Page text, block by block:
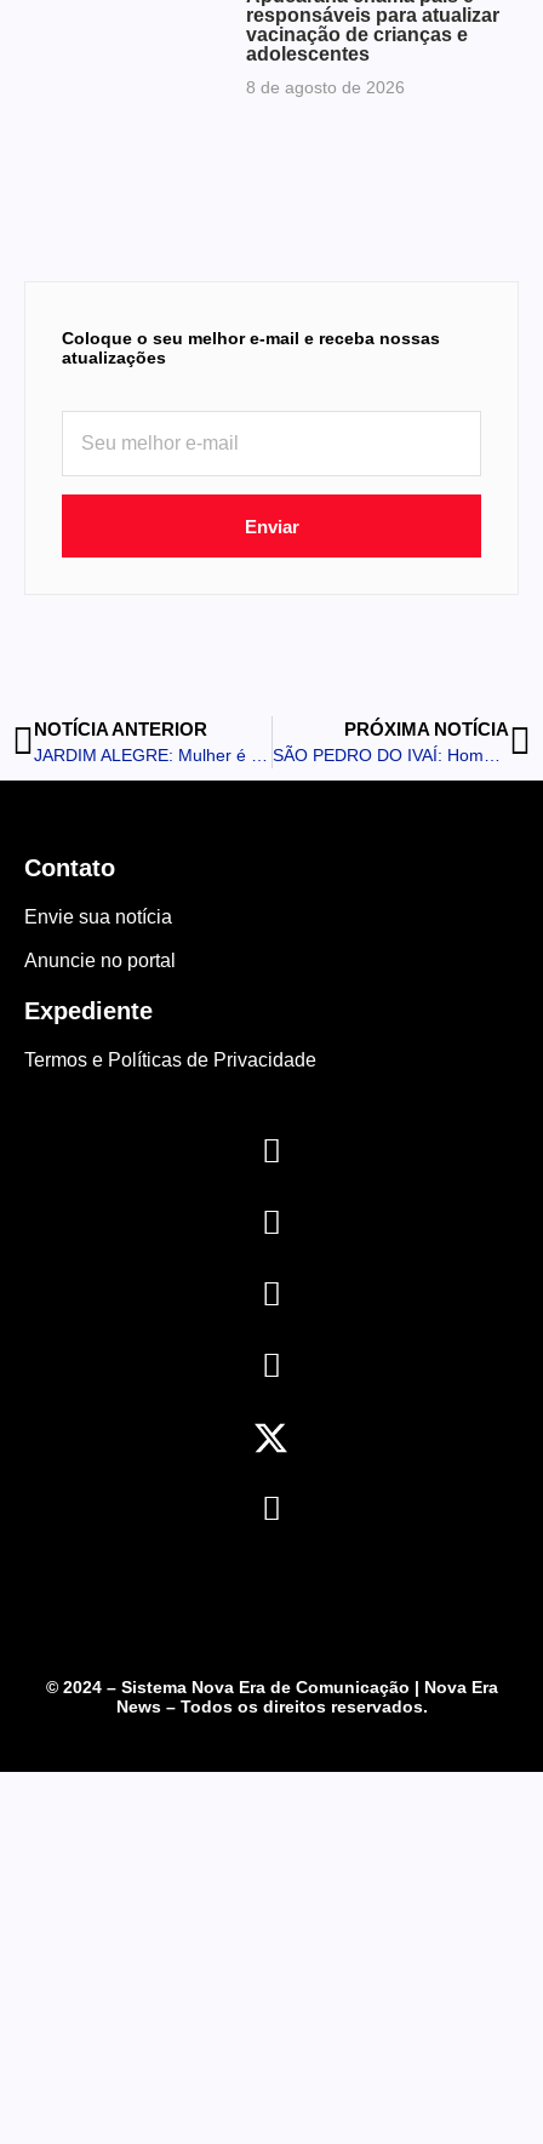
responsáveis para atualizar
vacinação de crianças e
adolescentes
8 de agosto de 2026
Coloque o seu melhor e-mail e receba nossas
atualizações
Enviar
NOTÍCIA ANTERIOR
JARDIM ALEGRE: Mulher é ameaçada com facão no motel onde trabalha
PRÓXIMA NOTÍCIA
SÃO PEDRO DO IVAÍ: Homem invade casa da ex-companheira e foge
Contato
Envie sua notícia
Anuncie no portal
Expediente
Termos e Políticas de Privacidade
© 2024 – Sistema Nova Era de Comunicação | Nova Era
News – Todos os direitos reservados.